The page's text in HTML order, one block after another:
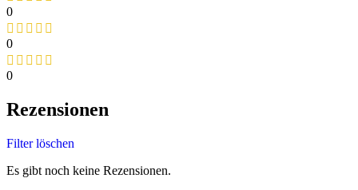
0
0
0
Rezensionen
Filter löschen
Es gibt noch keine Rezensionen.